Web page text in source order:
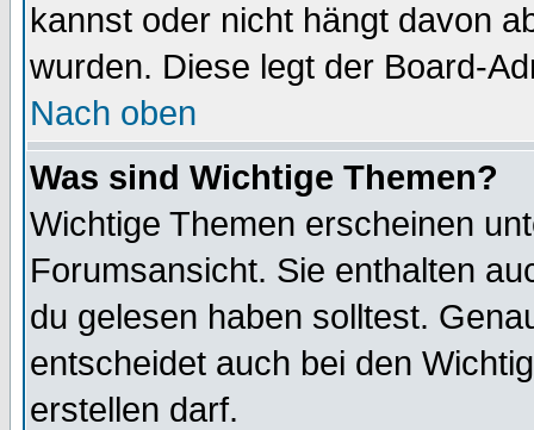
kannst oder nicht hängt davon
wurden. Diese legt der Board-
Nach oben
Was sind Wichtige Themen?
Wichtige Themen erscheinen
Forumsansicht. Sie enthalten
du gelesen haben solltest.
entscheidet auch bei den
erstellen darf.